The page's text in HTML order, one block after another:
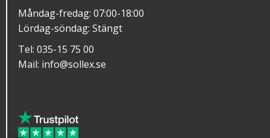
Måndag-fredag: 07:00-18:00
Lördag-söndag: Stängt
Tel: 035-15 75 00
Mail: info@sollex.se